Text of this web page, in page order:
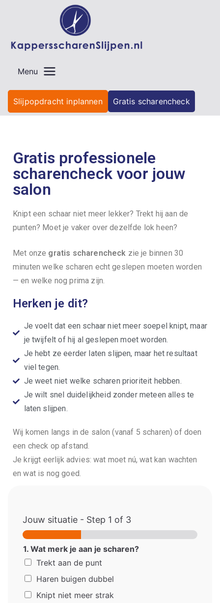
Menu
Slijpopdracht inplannen Gratis scharencheck
Gratis professionele
scharencheck voor jouw
salon
Knipt een schaar niet meer lekker? Trekt hij aan de
punten? Moet je vaker over dezelfde lok heen?
Met onze gratis scharencheck zie je binnen 30
minuten welke scharen echt geslepen moeten worden
— en welke nog prima zijn.
Herken je dit?
Je voelt dat een schaar niet meer soepel knipt, maar
je twijfelt of hij al geslepen moet worden.
Je hebt ze eerder laten slijpen, maar het resultaat
viel tegen.
Je weet niet welke scharen prioriteit hebben.
Je wilt snel duidelijkheid zonder meteen alles te
laten slijpen.
Wij komen langs in de salon (vanaf 5 scharen) of doen
een check op afstand.
Je krijgt eerlijk advies: wat moet nú, wat kan wachten
en wat is nog goed.
Jouw situatie - Step 1 of 3
1. Wat merk je aan je scharen?
Trekt aan de punt
Haren buigen dubbel
Knipt niet meer strak